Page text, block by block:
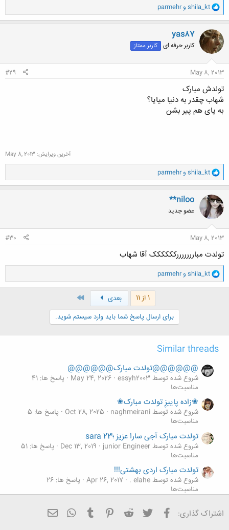
و
ا
ک
ن
ش
ه
ا
shila_kt وparmehr
yas87
کاربر حرفه ای کاربر ممتاز
May 8, 2013
#29
تولدش مبارک
شهاب چقدر به دنیا میایا؟
به پای هم پیر بشن
آخرین ویرایش: May 8, 2013
و
ا
ک
ن
ش
ه
ا
shila_kt وparmehr
**niloo
عضو جدید
May 8, 2013
#30
تولدت مبارررررررکککککک آقا شهاب
و
ا
ک
shila_kt وparmehr
1 از 11 بعدی
برای ارسال پاسخ شما باید وارد سیستم شوید.
Similar threads
@@@@@@تولدت مبارک@@@@@@
شروع شده توسط essyh2003 May 24, 2026
پاسخ ها: 41
مناسبت‌ها
❀زاده پاییزِ تولدت مبارک❀
شروع شده توسط naghmeirani Oct 28, 2025
پاسخ ها: 5
مناسبت‌ها
تولدت مبارک آجی سارا عزیز ؛sara 23
شروع شده توسط junior Engineer Dec 13, 2019
پاسخ ها: 51
مناسبت‌ها
تولدت مبارک اردی بهشتی!!!
شروع شده توسط elahe . Apr 26, 2017 پاسخ ها: 26
مناسبت‌ها
-----تولدت مبارک همسر عزیزش----
شروع شده توسط memarmemar Apr 6, 2016
پاسخ ها: 7
اشتراک گذاری: فیسبوک تویتر Reddit
Pinterest
Tumblr
WhatsApp